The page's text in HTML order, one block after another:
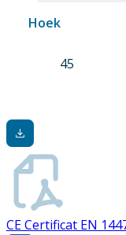
Hoek
45
CE Certificat EN